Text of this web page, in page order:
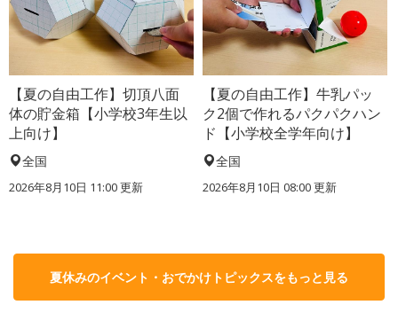
【夏の自由工作】切頂八面
体の貯金箱【小学校3年生以
上向け】
全国
2026年8月10日 11:00更新
【夏の自由工作】牛乳パッ
ク2個で作れるパクパクハン
ド【小学校全学年向け】
全国
2026年8月10日 08:00更新
夏休みのイベント・おでかけトピックスをもっと見る